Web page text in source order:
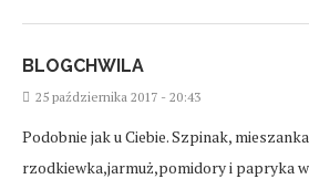
BLOGCHWILA
25 października 2017 - 20:43
Podobnie jak u Ciebie. Szpinak,
rzodkiewka,jarmuż,pomidory i papryka